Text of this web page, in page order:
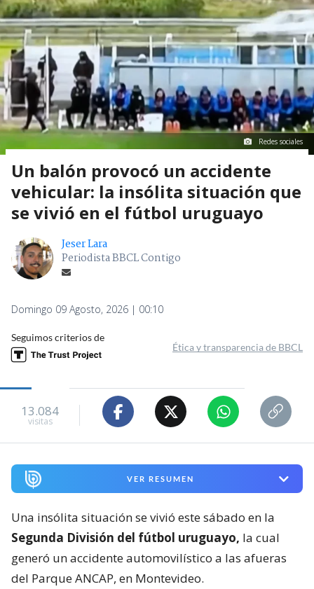
Redes sociales
Un balón provocó un accidente
vehicular: la insólita situación que
se vivió en el fútbol uruguayo
Jeser Lara
Periodista BBCL Contigo
Domingo 09 Agosto, 2026 | 00:10
Seguimos criterios de
Ética y transparencia de BBCL
13.084
visitas
VER RESUMEN
Una insólita situación se vivió este sábado en la
Segunda División del fútbol uruguayo, la cual
generó un accidente automovilístico a las afueras
del Parque ANCAP, en Montevideo.